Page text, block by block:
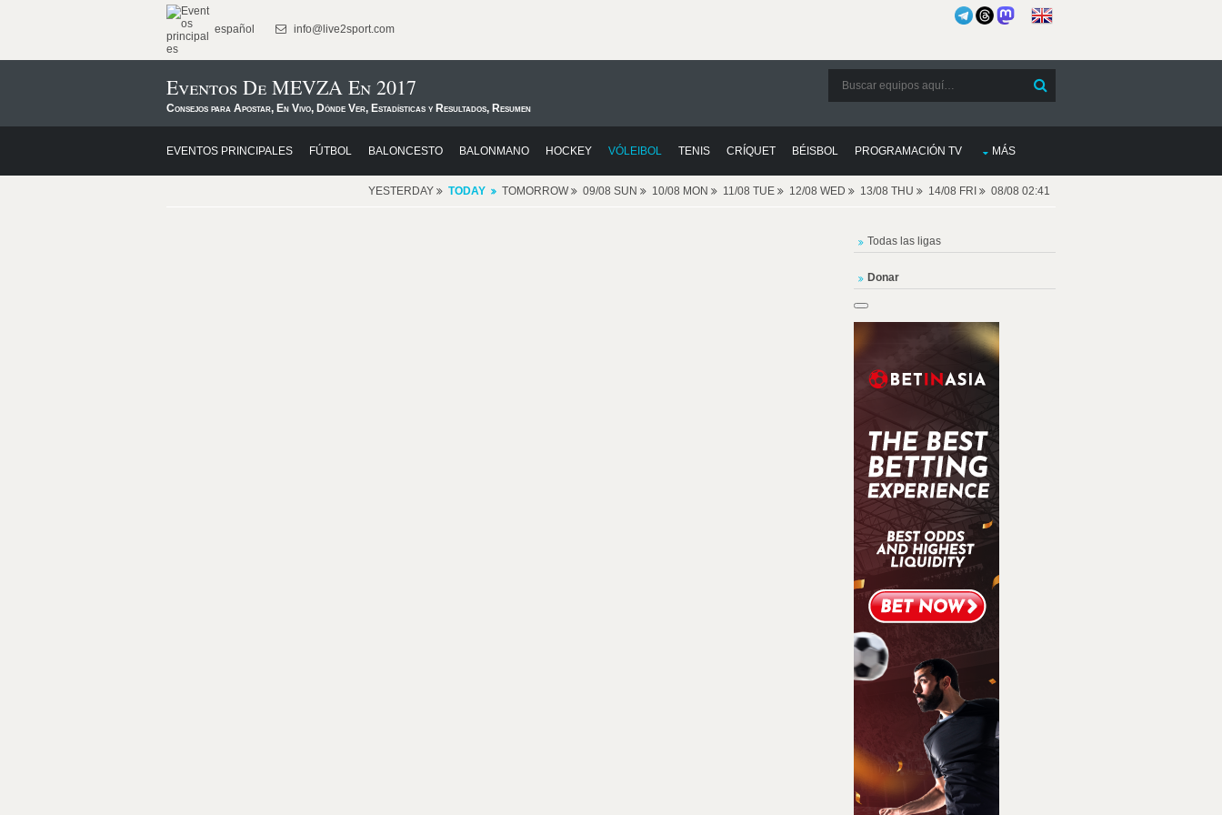
español info@live2sport.com
Eventos De MEVZA En 2017
Consejos para Apostar, En Vivo, Dónde Ver, Estadísticas y Resultados, Resumen
EVENTOS PRINCIPALES FÚTBOL BALONCESTO BALONMANO HOCKEY VÓLEIBOL TENIS CRÍQUET BÉISBOL PROGRAMACIÓN TV MÁS
YESTERDAY TODAY TOMORROW 09/08 SUN 10/08 MON 11/08 TUE 12/08 WED 13/08 THU 14/08 FRI 08/08 02:41
Todas las ligas
Donar